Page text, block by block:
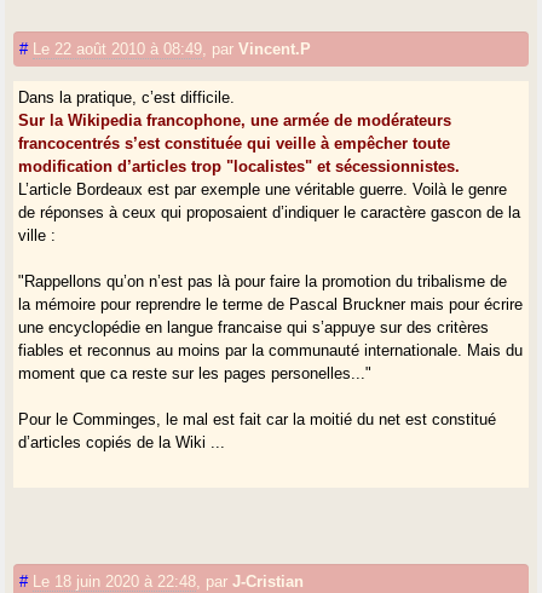
# Le 22 août 2010 à 08:49 parVincent.P
Dans la pratique, c’est difficile.
Sur la Wikipedia francophone, une armée de modérateurs
francocentrés s’est constituée qui veille à empêcher toute
modification d’articles trop "localistes" et sécessionnistes.
L’article Bordeaux est par exemple une véritable guerre. Voilà le genre
de réponses à ceux qui proposaient d’indiquer le caractère gascon de la
ville :
"Rappellons qu’on n’est pas là pour faire la promotion du tribalisme de
la mémoire pour reprendre le terme de Pascal Bruckner mais pour écrire
une encyclopédie en langue francaise qui s’appuye sur des critères
fiables et reconnus au moins par la communauté internationale. Mais du
moment que ca reste sur les pages personelles..."
Pour le Comminges, le mal est fait car la moitié du net est constitué
d’articles copiés de la Wiki ...
# Le 18 juin 2020 à 22:48 parJ-Cristian